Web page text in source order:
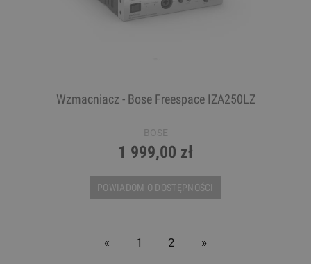
Wzmacniacz - Bose Freespace IZA250LZ
BOSE
1 999,00 zł
POWIADOM O DOSTĘPNOŚCI
« 1 2 »